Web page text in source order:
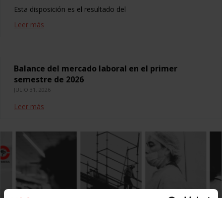
Esta disposición es el resultado del
Leer más
Balance del mercado laboral en el primer
semestre de 2026
JULIO 31, 2026
Leer más